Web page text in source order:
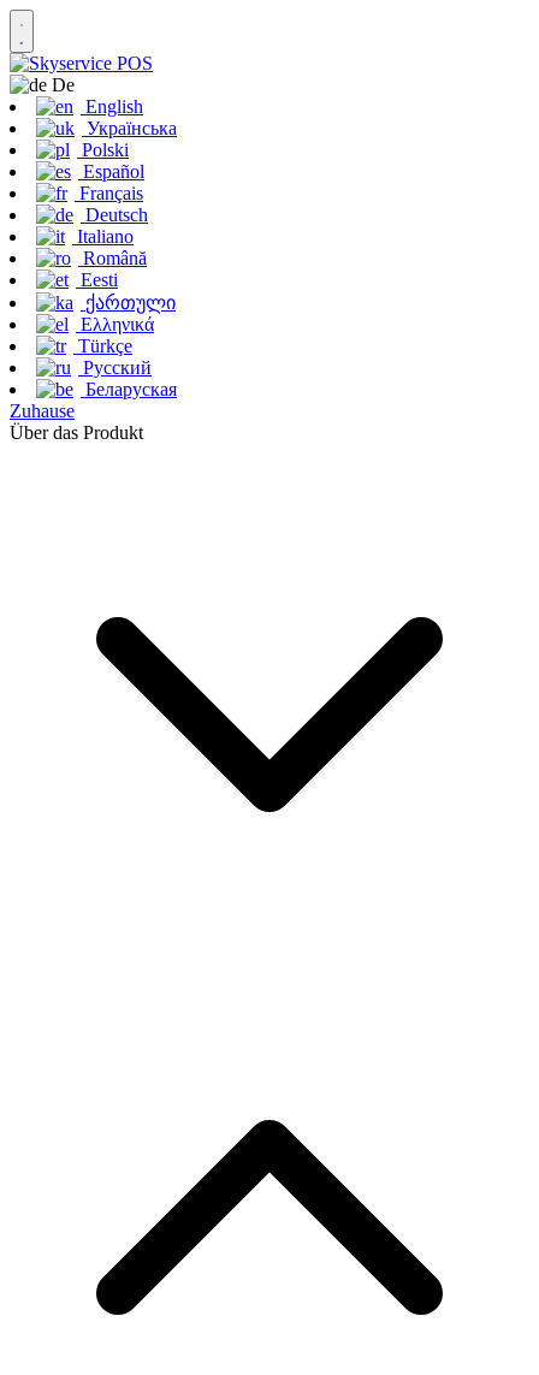
De
English
Українська
Polski
Español
Français
Deutsch
Italiano
Română
Eesti
ქართული
Ελληνικά
Türkçe
Русский
Беларуская
Zuhause
Über das Produkt